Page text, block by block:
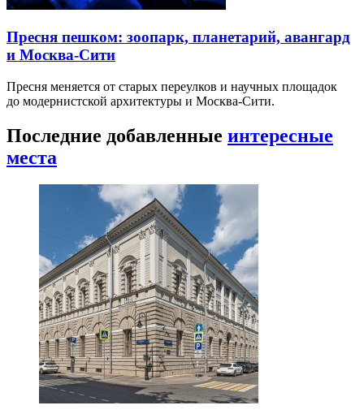
Пресня пешком: зоопарк, планетарий, авангард
и Москва-Сити
Пресня меняется от старых переулков и научных площадок
до модернистской архитектуры и Москва-Сити.
Последние добавленные интересные
места